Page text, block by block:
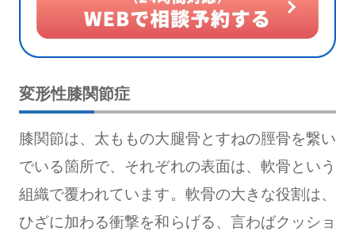
変形性膝関節症
膝関節は、太ももの大腿骨とすねの脛骨を繋い
でいる箇所で、それぞれの表面は、軟骨という
組織で覆われています。軟骨の大きな役割は、
ひざに加わる衝撃を和らげる、言わばクッショ